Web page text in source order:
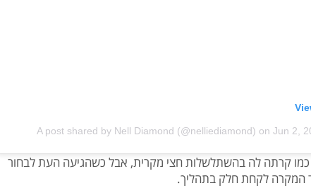
A post shared by Nell Diamond (@nelliediamond) on Jun 2,
קרתה לה בהשתלשלות חצי מקרית, אבל כשהגיעה העת לבחור
המקרה לקחת חלק בתהליך.